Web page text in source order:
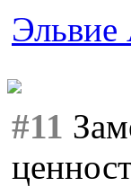
#11